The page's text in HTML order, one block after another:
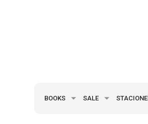
BOOKS SALE